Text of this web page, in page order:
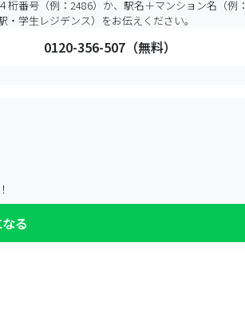
桁番号（例：2486）か、駅名＋マンション名（例：
・学生レジデンス）をお伝えください。
0120-356-507（無料）
る